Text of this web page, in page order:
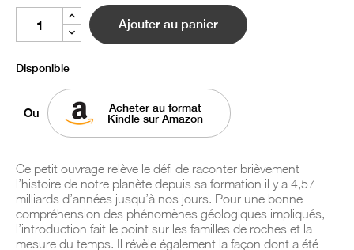
Ajouter au panier
Disponible
Ou
Acheter au format
Kindle sur Amazon
Ce petit ouvrage relève le défi de raconter brièvement
l’histoire de notre planète depuis sa formation il y a 4,57
milliards d’années jusqu’à nos jours. Pour une bonne
compréhension des phénomènes géologiques impliqués,
l’introduction fait le point sur les familles de roches et la
mesure du temps. Il révèle également la façon dont a été